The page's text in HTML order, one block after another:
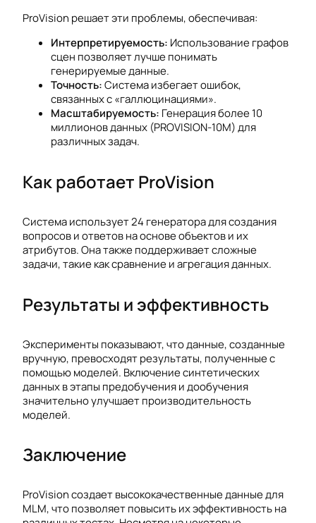
ProVision решает эти проблемы, обеспечивая:
Интерпретируемость: Использование графов
сцен позволяет лучше понимать
генерируемые данные.
Точность:Система избегает ошибок,
связанных с «галлюцинациями».
Масштабируемость: Генерация более 10
миллионов данных (PROVISION-10M) для
различных задач.
Как работает ProVision
Система использует 24 генератора для создания
вопросов и ответов на основе объектов и их
атрибутов. Она также поддерживает сложные
задачи, такие как сравнение и агрегация данных.
Результаты и эффективность
Эксперименты показывают, что данные, созданные
вручную, превосходят результаты, полученные с
помощью моделей. Включение синтетических
данных в этапы предобучения и дообучения
значительно улучшает производительность
моделей.
Заключение
ProVision создает высококачественные данные для
MLM, что позволяет повысить их эффективность на